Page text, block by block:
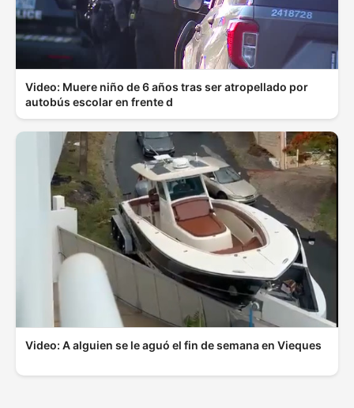
Video: Muere niño de 6 años tras ser atropellado por
autobús escolar en frente d
Video: A alguien se le aguó el fin de semana en Vieques